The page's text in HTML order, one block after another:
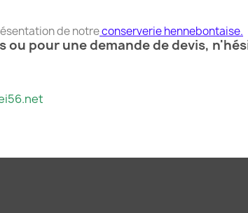
de notreconserverie hennebontaise.
pour une demande de devis,